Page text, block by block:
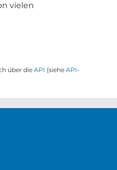
vielen
über die API (siehe API-